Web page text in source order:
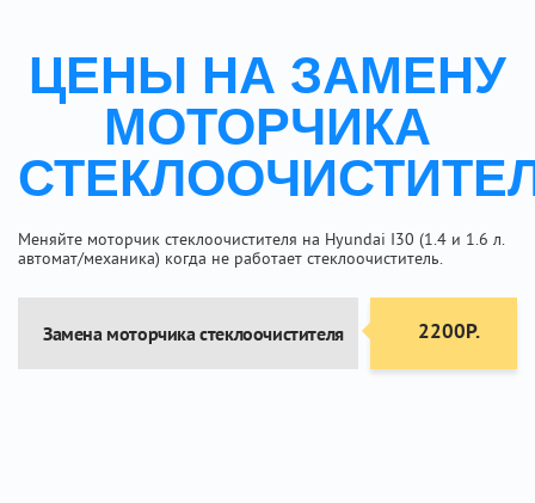
ЦЕНЫ НА ЗАМЕНУ
МОТОРЧИКА
Меняйте моторчик стеклоочистителя на Hyundai I30 (1.4 и 1.6 л.
автомат/механика) когда не работает стеклоочиститель.
Замена моторчика стеклоочистителя 2200Р.